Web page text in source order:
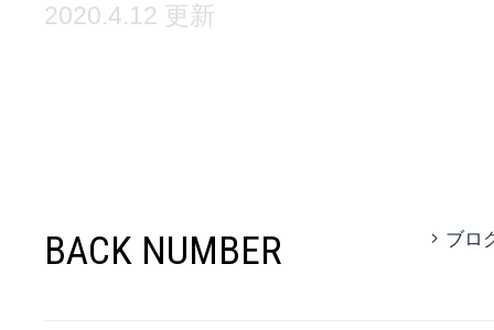
2020.4.12 更新
BACK NUMBER ブロ